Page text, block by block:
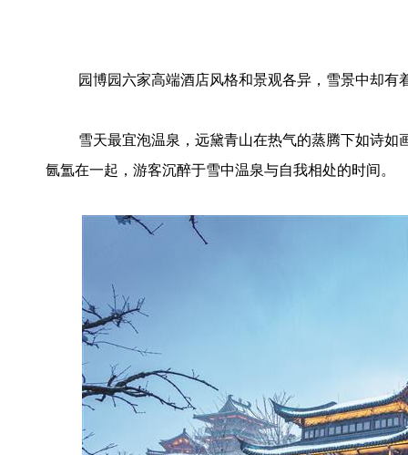
园博园六家高端酒店风格和景观各异，雪景中却有
雪天最宜泡温泉，远黛青山在热气的蒸腾下如诗
氤氲在一起，游客沉醉于雪中温泉与自我相处的时间。